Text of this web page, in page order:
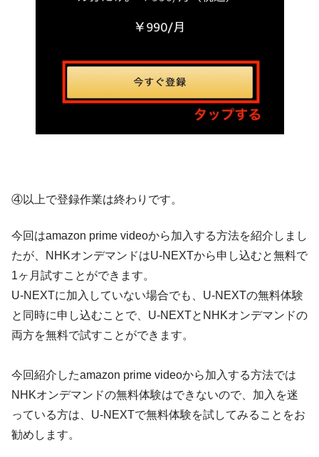
④以上で登録作業は終わりです。
今回はamazon prime videoから加入する方法を紹介しまし
たが、NHKオンデマンドはU-NEXTから申し込むと無料で
1ヶ月試すことができます。
U-NEXTに加入していない場合でも、U-NEXTの無料体験
と同時に申し込むことで、U-NEXTとNHKオンデマンドの
両方を無料で試すことができます。
今回紹介したamazon prime videoから加入する方法では
NHKオンデマンドの無料体験はできないので、加入を迷
っている方は、U-NEXTで無料体験を試してみることをお
勧めします。